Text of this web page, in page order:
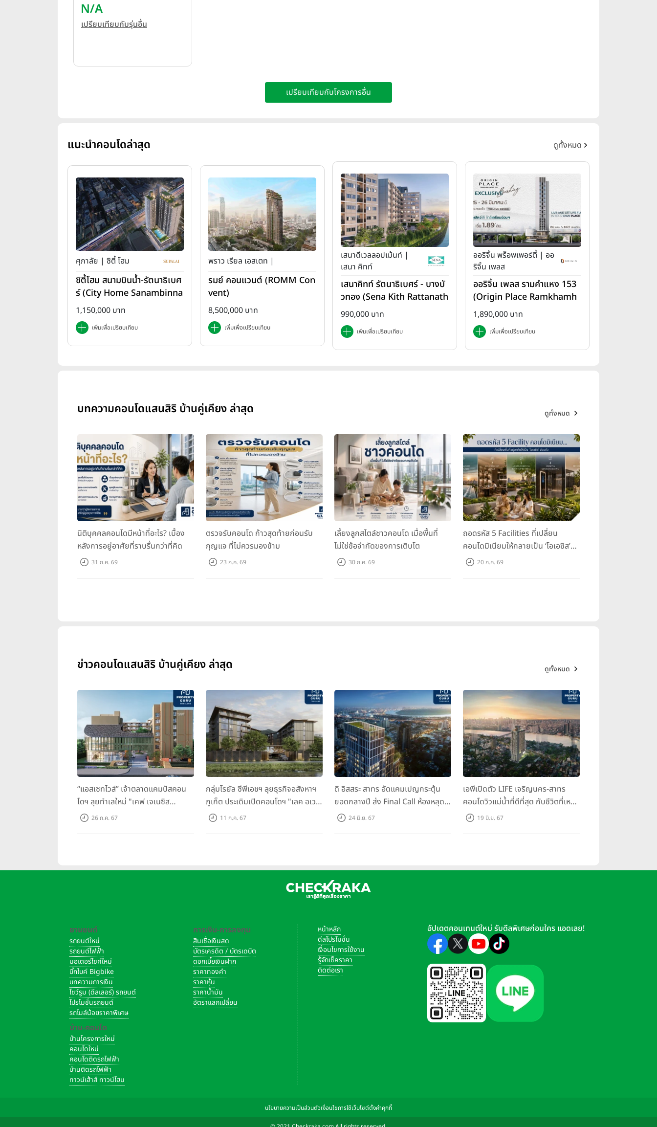
N/A
เปรียบเทียบกับรุ่นอื่น
เปรียบเทียบกับโครงการอื่น
แนะนำคอนโดล่าสุด ดูทั้งหมด
ศุภาลัย | ซิตี้ โฮม
ซิตี้โฮม สนามบินน้ำ-รัตนาธิเบศ
ร์ (City Home Sanambinna
m-Rattanathibet)
1,150,000 บาท
เพิ่มเพื่อเปรียบเทียบ
พราว เรียล เอสเตท |
รมย์ คอนแวนต์ (ROMM Con
vent)
8,500,000 บาท
เพิ่มเพื่อเปรียบเทียบ
เสนาดีเวลลอปเม้นท์ |
เสนา คิทท์
เสนาคิทท์ รัตนาธิเบศร์ - บางบั
วทอง (Sena Kith Rattanath
ibet - Bangbuathong)
990,000 บาท
เพิ่มเพื่อเปรียบเทียบ
ออริจิ้น พร็อพเพอร์ตี้ | ออ
ริจิ้น เพลส
ออริจิ้น เพลส รามคำแหง 153
(Origin Place Ramkhamh
aeng 153)
1,890,000 บาท
เพิ่มเพื่อเปรียบเทียบ
บทความคอนโดแสนสิริ บ้านคู่เคียง ล่าสุด ดูทั้งหมด
นิติบุคคลคอนโดมีหน้าที่อะไร? เบื้อง
หลังการอยู่อาศัยที่ราบรื่นกว่าที่คิด
31 ก.ค. 69
ตรวจรับคอนโด ก้าวสุดท้ายก่อนรับ
กุญแจ ที่ไม่ควรมองข้าม
23 ก.ค. 69
เลี้ยงลูกสไตล์ชาวคอนโด เมื่อพื้นที่
ไม่ใช่ข้อจำกัดของการเติบโต
30 ก.ค. 69
ถอดรหัส 5 Facilities ที่เปลี่ยน
คอนโดมิเนียมให้กลายเป็น ‘โอเอซิส’
ส่วนตัวกลางเมือง
20 ก.ค. 69
ข่าวคอนโดแสนสิริ บ้านคู่เคียง ล่าสุด ดูทั้งหมด
“แอสเซทไวส์” เจ้าตลาดแคมปัสคอน
โดฯ ลุยทำเลใหม่ "เคฟ เจเนซิส
นครปฐม" จับมือพาร์ทเนอร์ "อินฟินิท
26 ก.ค. 67
กลุ่มโรยัล ซีพีเอชฯ ลุยธุรกิจอสังหาฯ
ภูเก็ต ประเดิมเปิดคอนโดฯ "เลค อเวนิ
ว ภูเก็ต" พรีเซลสิงหาคมนี้
11 ก.ค. 67
ดิ อิสสระ สาทร อัดแคมเปญกระตุ้น
ยอดกลางปี ส่ง Final Call ห้องหลุด
ดาวน์ หั่นราคาเริ่มต้น 4.99 ลบ.
24 มิ.ย. 67
เอพีเปิดตัว LIFE เจริญนคร-สาทร
คอนโดวิวแม่น้ำที่ดีที่สุด กับชีวิตที่เหนือ
กว่าในทุกมิติ ห้องชุดดีไซน์ใหม่สูง 3
19 มิ.ย. 67
ยานยนต์
รถยนต์ใหม่
รถยนต์ไฟฟ้า
มอเตอร์ไซค์ใหม่
บิ๊กไบค์ Bigbike
บทความการเงิน
โชว์รูม (ดีลเลอร์) รถยนต์
โปรโมชั่นรถยนต์
รถไมล์น้อยราคาพิเศษ
บ้าน-คอนโด
บ้านโครงการใหม่
คอนโดใหม่
คอนโดติดรถไฟฟ้า
บ้านติดรถไฟฟ้า
ทาวน์เฮ้าส์ ทาวน์โฮม
การเงิน-การลงทุน
สินเชื่อเงินสด
บัตรเครดิต / บัตรเดบิต
ดอกเบี้ยเงินฝาก
ราคาทองคำ
ราคาหุ้น
ราคาน้ำมัน
อัตราแลกเปลี่ยน
หน้าหลัก
ดีลโปรโมชั่น
เงื่อนไขการใช้งาน
รู้จักเช็คราคา
ติดต่อเรา
อัปเดตคอนเทนต์ใหม่ รับดีลพิเศษก่อนใคร แอดเลย!
นโยบายความเป็นส่วนตัวเงื่อนไขการใช้เว็บไซต์ตั้งค่าคุกกี้